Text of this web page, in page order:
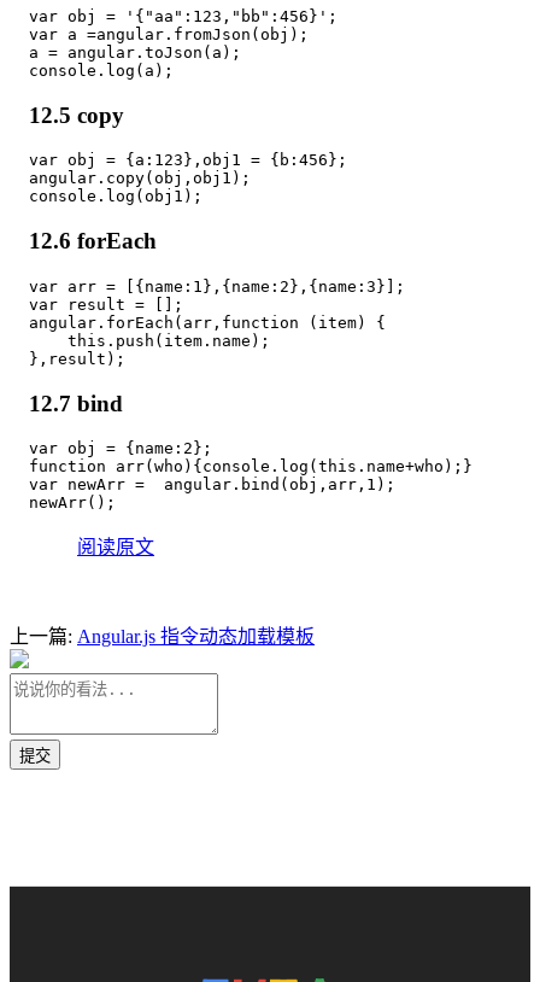
var obj = '{"aa":123,"bb":456}';
var a =angular.fromJson(obj);
a = angular.toJson(a);
12.5 copy
var obj = {a:123},obj1 = {b:456};
angular.copy(obj,obj1);
12.6 forEach
var arr = [{name:1},{name:2},{name:3}];
var result = [];
angular.forEach(arr,function (item) {
    this.push(item.name);
12.7 bind
var obj = {name:2};
function arr(who){console.log(this.name+who);}
var newArr =  angular.bind(obj,arr,1);
阅读原文
上一篇: Angular.js 指令动态加载模板